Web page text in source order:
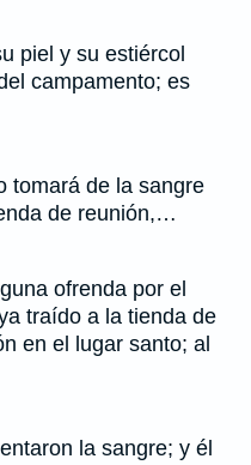
piel y su estiércol
campamento; es
tomará de la sangre
de reunión,…
ofrenda por el
traído a la tienda de
en el lugar santo; al
la sangre; y él